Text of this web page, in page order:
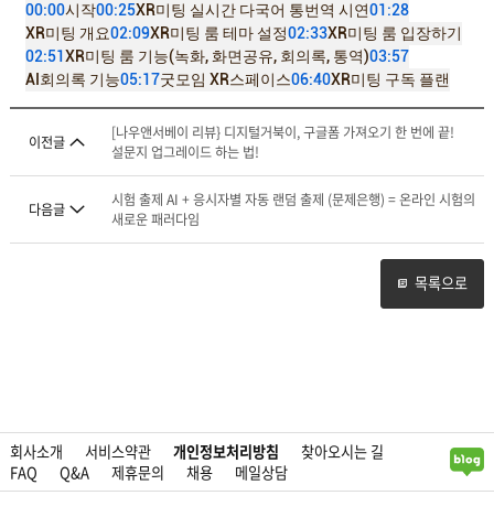
00:00시작00:25XR미팅 실시간 다국어 통번역 시연01:28
XR미팅 개요02:09XR미팅 룸 테마 설정02:33XR미팅 룸 입장하기
02:51XR미팅 룸 기능(녹화, 화면공유, 회의록, 통역)03:57
AI회의록 기능05:17굿모임 XR스페이스06:40XR미팅 구독 플랜
이전글
[나우앤서베이 리뷰} 디지털거북이, 구글폼 가져오기 한 번에 끝!
설문지 업그레이드 하는 법!
다음글
시험 출제 AI + 응시자별 자동 랜덤 출제 (문제은행) = 온라인 시험의
새로운 패러다임
목록으로
회사소개 서비스약관 개인정보처리방침
찾아오시는 길
FAQ
Q&A 제휴문의 채용 메일상담